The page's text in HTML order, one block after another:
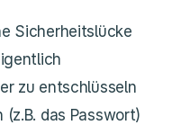
Sicherheitslücke
zu entschlüsseln
das Passwort)